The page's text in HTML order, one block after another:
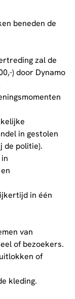
beneden de
zal de
) door Dynamo
in gestolen
de politie).
in één
van
of bezoekers.
of
kleding.